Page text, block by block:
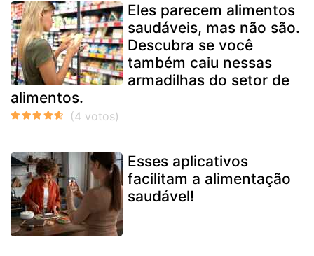
Eles parecem alimentos
saudáveis, mas não são.
Descubra se você
também caiu nessas
armadilhas do setor de
alimentos.
Esses aplicativos
facilitam a alimentação
saudável!